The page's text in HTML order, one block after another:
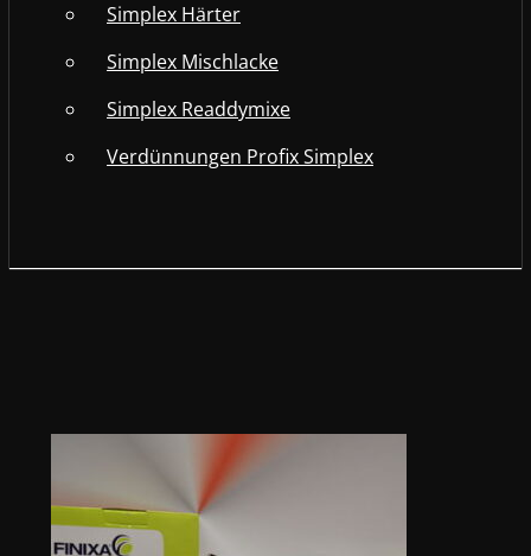
Simplex Härter
Simplex Mischlacke
Simplex Readdymixe
Verdünnungen Profix Simplex